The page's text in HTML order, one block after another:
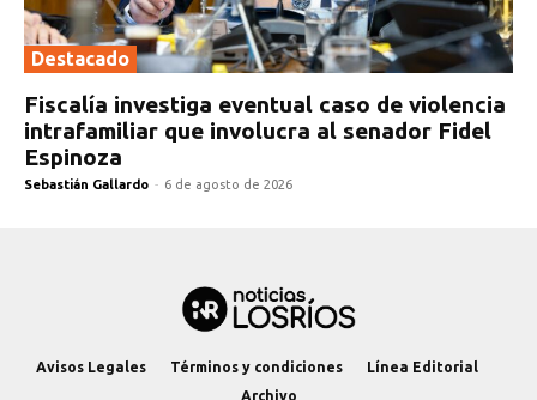
Destacado
Fiscalía investiga eventual caso de violencia
intrafamiliar que involucra al senador Fidel
Espinoza
Sebastián Gallardo - 6 de agosto de 2026
Avisos Legales Términos y condiciones
Línea Editorial
Archivo